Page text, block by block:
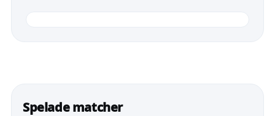
Spelade matcher